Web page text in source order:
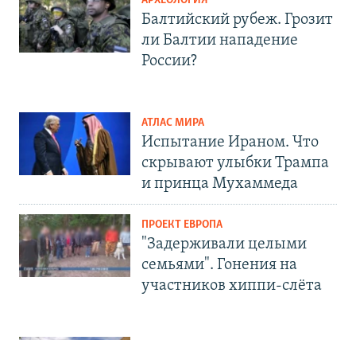
Балтийский рубеж. Грозит
ли Балтии нападение
России?
АТЛАС МИРА
Испытание Ираном. Что
скрывают улыбки Трампа
и принца Мухаммеда
ПРОЕКТ ЕВРОПА
"Задерживали целыми
семьями". Гонения на
участников хиппи-слёта